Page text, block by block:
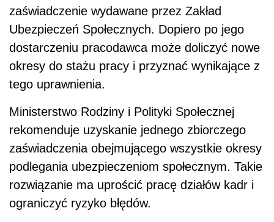
zaświadczenie wydawane przez Zakład
Ubezpieczeń Społecznych. Dopiero po jego
dostarczeniu pracodawca może doliczyć nowe
okresy do stażu pracy i przyznać wynikające z
tego uprawnienia.
Ministerstwo Rodziny i Polityki Społecznej
rekomenduje uzyskanie jednego zbiorczego
zaświadczenia obejmującego wszystkie okresy
podlegania ubezpieczeniom społecznym. Takie
rozwiązanie ma uprościć pracę działów kadr i
ograniczyć ryzyko błędów.